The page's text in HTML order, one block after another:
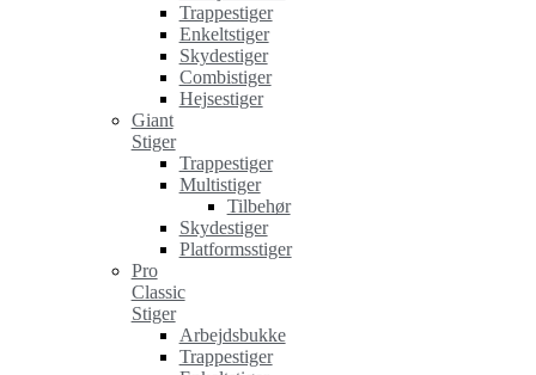
Trappestiger
Enkeltstiger
Skydestiger
Combistiger
Hejsestiger
Giant
Stiger
Trappestiger
Multistiger
Tilbehør
Skydestiger
Platformsstiger
Pro
Classic
Stiger
Arbejdsbukke
Trappestiger